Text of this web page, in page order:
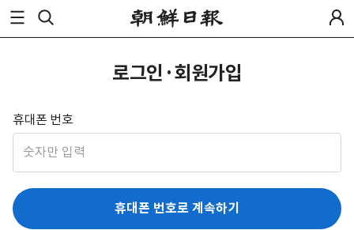
로그인·회원가입
휴대폰 번호
휴대폰 번호로 계속하기